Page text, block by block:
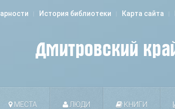
История библиотеки Карта сайта
МЕСТА ЛЮДИ КНИГИ